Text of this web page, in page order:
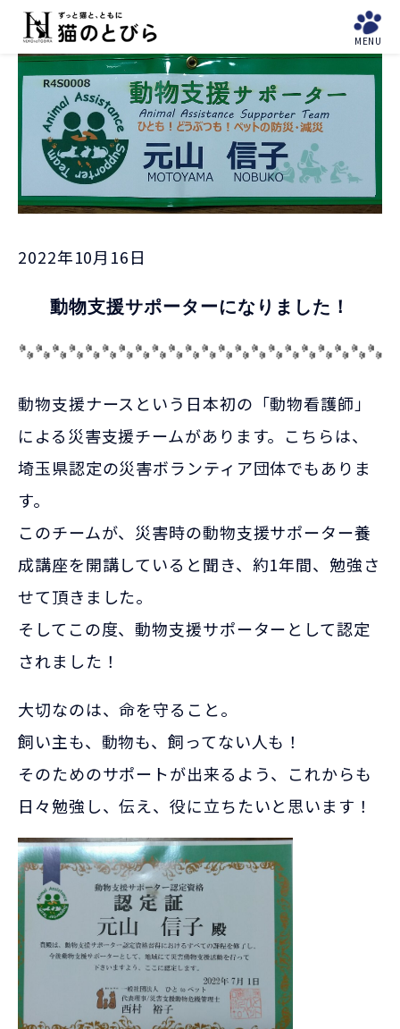
MENU
に
ゃ
難所
「東
京
23
区」
と避
難所
「埼
玉
県」
US
News Donation
2022年10月16日
動物支援サポーターになりました！
動物支援ナースという日本初の「動物看護師」
による災害支援チームがあります。こちらは、
埼玉県認定の災害ボランティア団体でもありま
す。
このチームが、災害時の動物支援サポーター養
成講座を開講していると聞き、約1年間、勉強さ
せて頂きました。
そしてこの度、動物支援サポーターとして認定
されました！
大切なのは、命を守ること。
飼い主も、動物も、飼ってない人も！
そのためのサポートが出来るよう、これからも
日々勉強し、伝え、役に立ちたいと思います！